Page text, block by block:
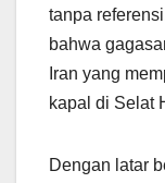
tanpa
bahwa
Iran yang
kapal di Selat
Dengan latar